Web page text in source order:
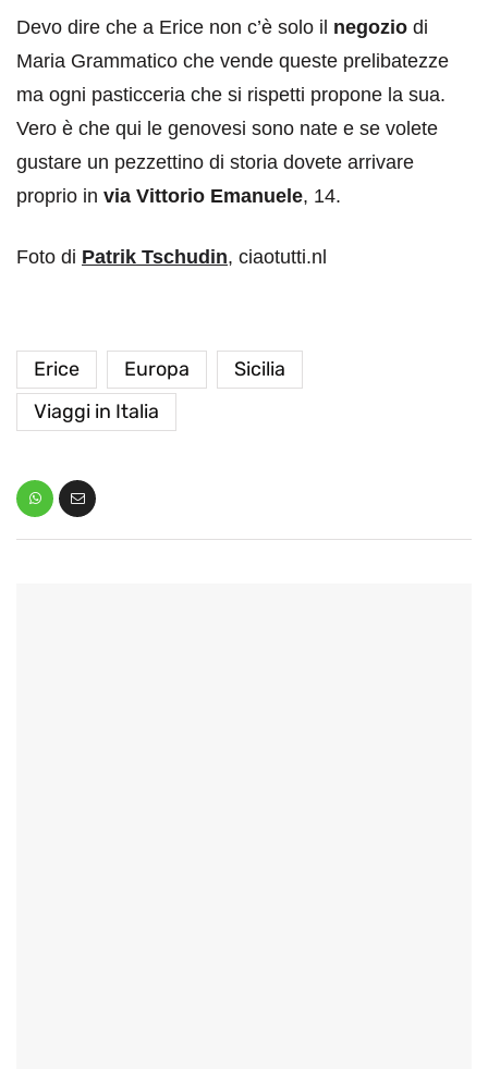
Devo dire che a Erice non c’è solo il negozio di
Maria Grammatico che vende queste prelibatezze
ma ogni pasticceria che si rispetti propone la sua.
Vero è che qui le genovesi sono nate e se volete
gustare un pezzettino di storia dovete arrivare
proprio in via Vittorio Emanuele, 14.
Foto di Patrik Tschudin, ciaotutti.nl
Erice Europa
Sicilia
Viaggi in Italia